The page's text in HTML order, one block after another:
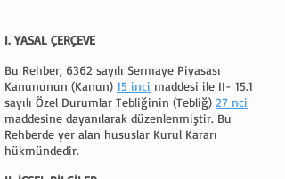
I. YASAL ÇERÇEVE
Bu Rehber, 6362 sayılı Sermaye Piyasası
Kanununun (Kanun) 15 inci maddesi ile II- 15.1
sayılı Özel Durumlar Tebliğinin (Tebliğ) 27 nci
maddesine dayanılarak düzenlenmiştir. Bu
Rehberde yer alan hususlar Kurul Kararı
hükmündedir.